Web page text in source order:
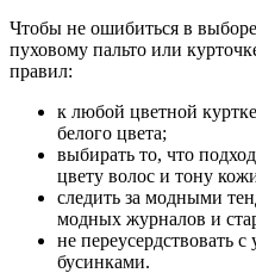
Чтобы не ошибиться в
пуховому пальто или
правил:
к любой цветной
белого цвета;
выбирать то, что
цвету волос и тону
следить за модными
модных журналов и
не переусердствовать
бусинками.